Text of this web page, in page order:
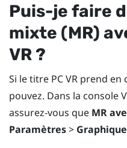
Puis-je faire
mixte (MR)
VR ?
Si le titre PC VR prend
pouvez. Dans la console
assurez-vous que MR
Paramètres> Graphique